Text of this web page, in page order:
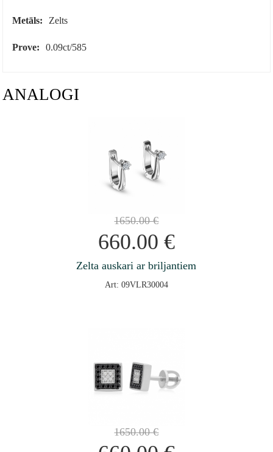
Metāls: Zelts
Prove: 0.09ct/585
ANALOGI
1650.00€
660.00 €
Zelta auskari ar briljantiem
Art: 09VLR30004
1650.00€